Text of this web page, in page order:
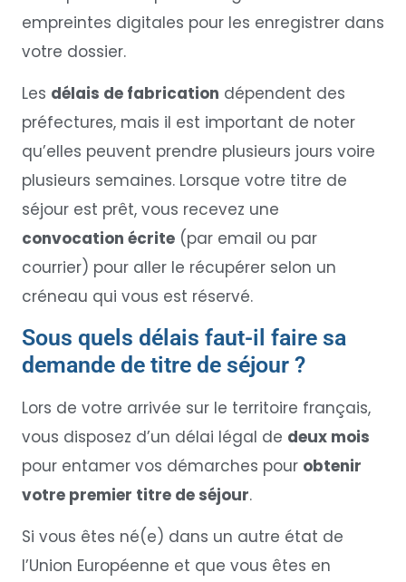
empreintes digitales pour les enregistrer dans
votre dossier.
Les délais de fabrication dépendent des
préfectures, mais il est important de noter
qu’elles peuvent prendre plusieurs jours voire
plusieurs semaines. Lorsque votre titre de
séjour est prêt, vous recevez une
convocation écrite(par email ou par
courrier) pour aller le récupérer selon un
créneau qui vous est réservé.
Sous quels délais faut-il faire sa
demande de titre de séjour ?
Lors de votre arrivée sur le territoire français,
vous disposez d’un délai légal de deux mois
pour entamer vos démarches pour obtenir
votre premier titre de séjour.
Si vous êtes né(e) dans un autre état de
l’Union Européenne et que vous êtes en